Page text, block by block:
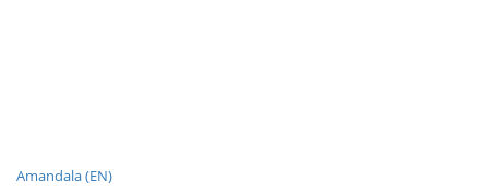
Amandala (EN)